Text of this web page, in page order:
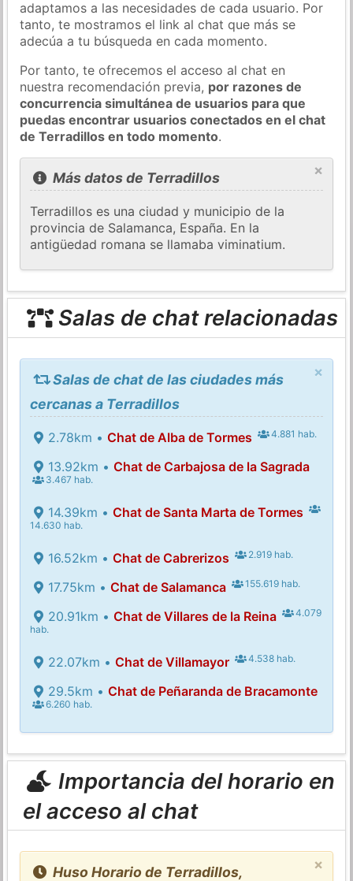
adaptamos a las necesidades de cada usuario. Por
tanto, te mostramos el link al chat que más se
adecúa a tu búsqueda en cada momento.
Por tanto, te ofrecemos el acceso al chat en
nuestra recomendación previa, por razones de
concurrencia simultánea de usuarios para que
puedas encontrar usuarios conectados en el chat
de Terradillos en todo momento.
×
Más datos de Terradillos
Terradillos es una ciudad y municipio de la
provincia de Salamanca, España. En la
antigüedad romana se llamaba viminatium.
Salas de chat relacionadas
×
Salas de chat de las ciudades más
cercanas a Terradillos
2.78km • Chat de Alba de Tormes 4.881 hab.
13.92km • Chat de Carbajosa de la Sagrada
3.467 hab.
14.39km • Chat de Santa Marta de Tormes
14.630 hab.
16.52km • Chat de Cabrerizos 2.919 hab.
17.75km • Chat de Salamanca 155.619 hab.
20.91km • Chat de Villares de la Reina
4.079
hab.
22.07km • Chat de Villamayor 4.538 hab.
29.5km • Chat de Peñaranda de Bracamonte
6.260 hab.
Importancia del horario en
el acceso al chat
×
Huso Horario de Terradillos,